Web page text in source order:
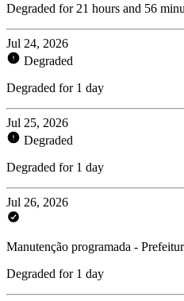
Degraded for 21 hours and 56
Jul 24, 2026
Degraded
Degraded for 1 day
Jul 25, 2026
Degraded
Degraded for 1 day
Jul 26, 2026
Manutenção programada -
Degraded for 1 day